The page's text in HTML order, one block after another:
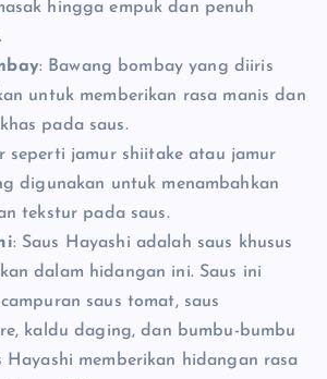
hingga empuk dan penuh
: Bawang bombay yang diiris
untuk memberikan rasa manis dan
pada saus.
seperti jamur shiitake atau jamur
digunakan untuk menambahkan
tekstur pada saus.
: Saus Hayashi adalah saus khusus
dalam hidangan ini. Saus ini
saus tomat, saus
kaldu daging, dan bumbu-bumbu
Hayashi memberikan hidangan rasa